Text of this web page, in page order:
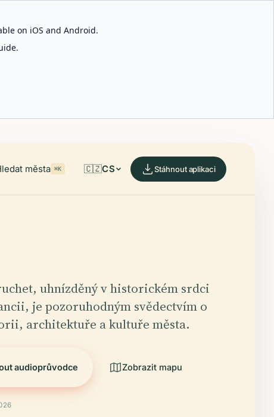
on iOS and Android.
města ⌘K 🇨🇿CS Stáhnout aplikaci
uhnízděný v historickém srdci
je pozoruhodným svědectvím o
architektuře a kultuře města.
audioprůvodce Zobrazit mapu